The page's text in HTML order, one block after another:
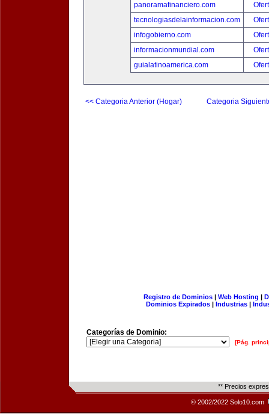
panoramafinanciero.com
tecnologiasdelainformacion.com
infogobierno.com
informacionmundial.com
guialatinoamerica.com
<< Categoria Anterior (Hogar) Categoria
Registro de Dominios| Web Hosting |
Dominios Expirados | Industrias |
Categorías de Dominio:
[Pág.
** Precios
© 2002/2022 Solo10.com